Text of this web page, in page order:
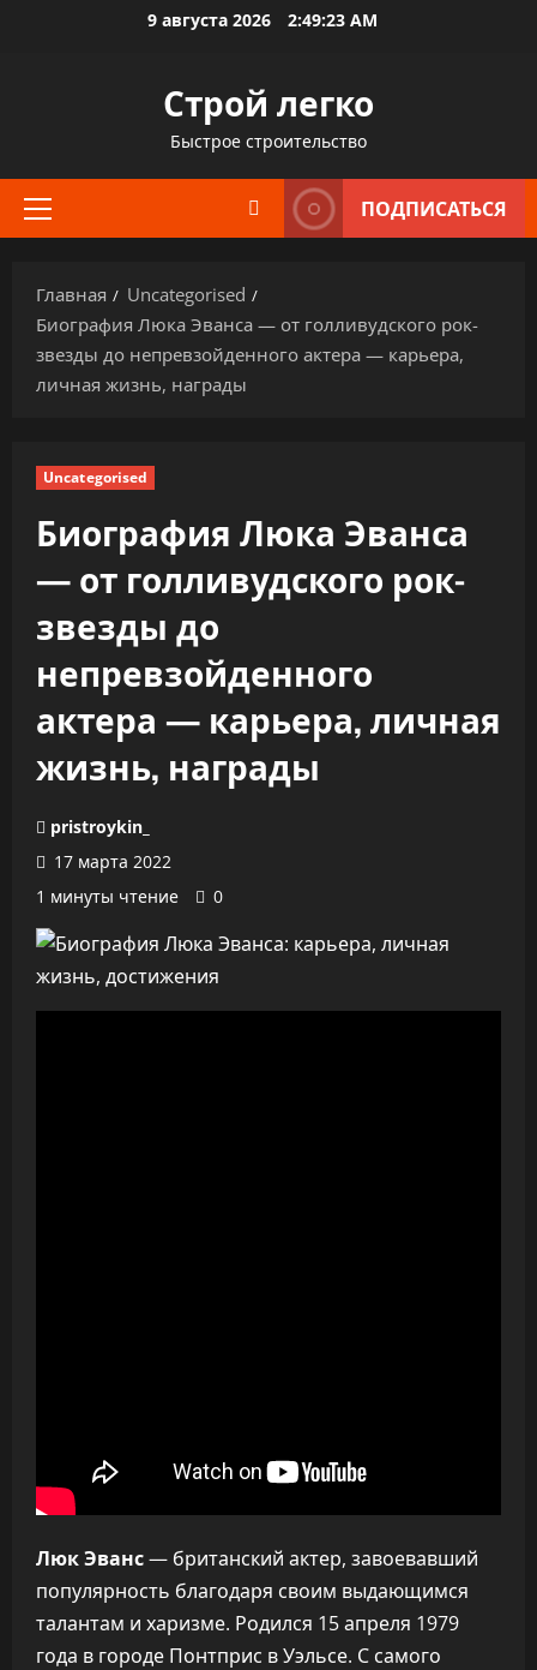
9 августа 2026 2:49:24 AM
Строй легко
Быстрое строительство
Основное
ПОДПИСАТЬСЯ
Главная
Uncategorised
Биография Люка Эванса — от голливудского рок-
звезды до непревзойденного актера — карьера,
личная жизнь, награды
Uncategorised
Биография Люка Эванса
— от голливудского рок-
звезды до
непревзойденного
актера — карьера, личная
жизнь, награды
pristroykin_
17 марта 2022
1 минуты чтение
0
Люк Эванс— британский актер, завоевавший
популярность благодаря своим выдающимся
талантам и харизме. Родился 15 апреля 1979
года в городе Понтприс в Уэльсе. С самого